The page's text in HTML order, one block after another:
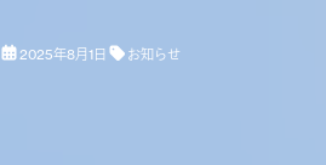
2025年8月1日 お知らせ